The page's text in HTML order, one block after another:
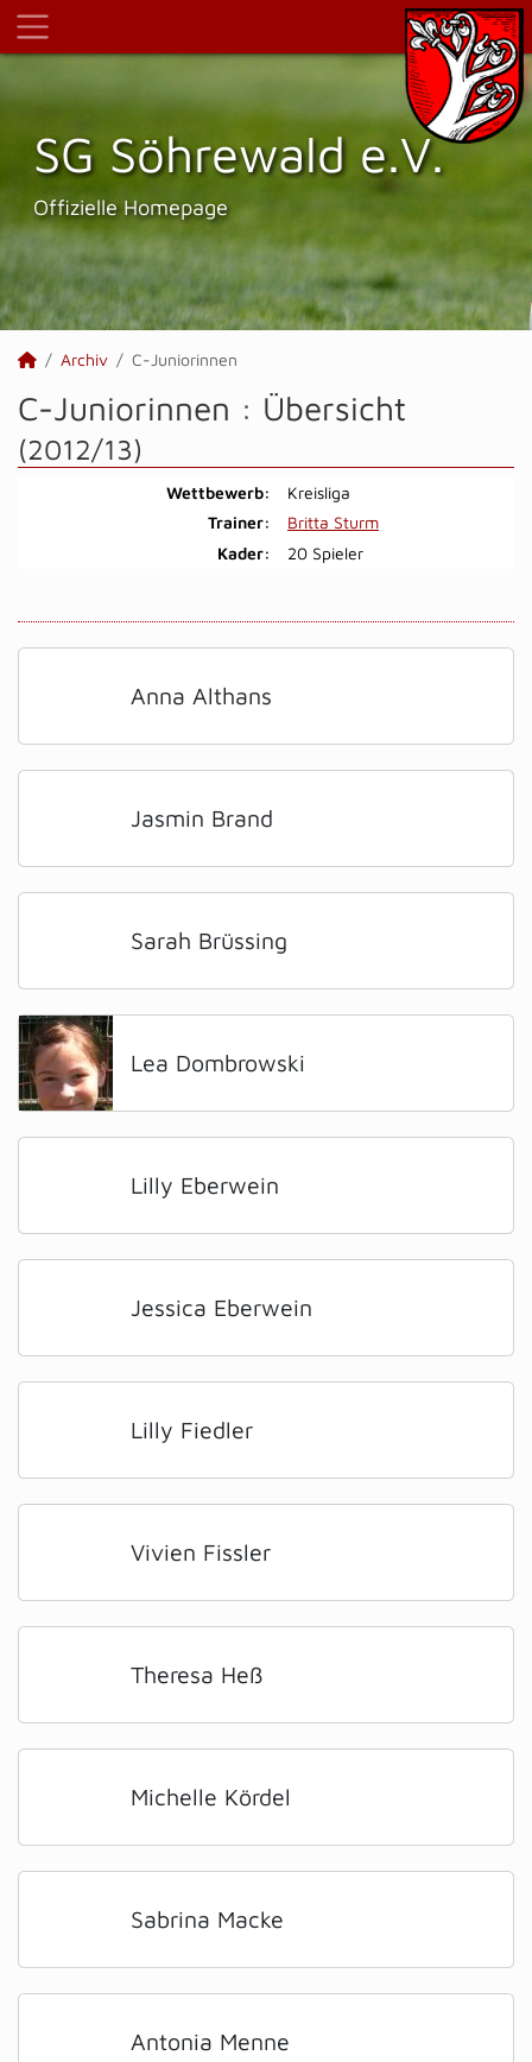
SG Söhrewald e.V.
Offizielle Homepage
Archiv C-Juniorinnen
C-Juniorinnen : Übersicht
(2012/13)
Wettbewerb:
Kreisliga
Trainer:
Britta Sturm
Kader:
20 Spieler
Anna Althans
Jasmin Brand
Sarah Brüssing
Lea Dombrowski
Lilly Eberwein
Jessica Eberwein
Lilly Fiedler
Vivien Fissler
Theresa Heß
Michelle Kördel
Sabrina Macke
Antonia Menne